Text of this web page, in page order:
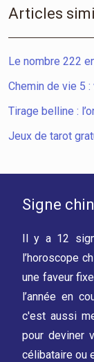
Articles
Le nombre 222
Chemin de vie 5
Tirage belline :
Jeux de tarot
Signe
Il y a 12
l’horoscope
une faveur
l’année en
c'est aussi
pour deviner
célibataire ou